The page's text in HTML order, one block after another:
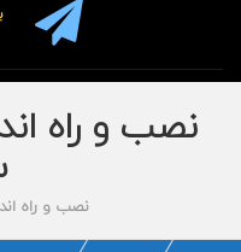
نصب و راه
نصب و راه